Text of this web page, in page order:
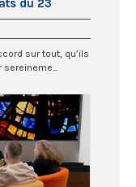
du 23
sur tout, qu’ils